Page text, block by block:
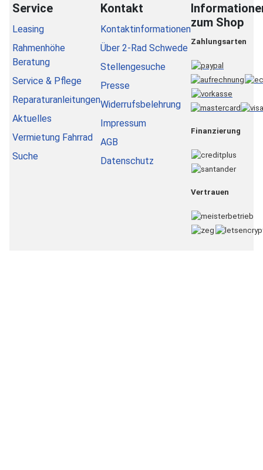
Service
Leasing
Rahmenhöhe
Beratung
Service & Pflege
Reparaturanleitungen
Aktuelles
Vermietung Fahrrad
Suche
Kontakt
Kontaktinformationen
Über 2-Rad Schwede
Stellengesuche
Presse
Widerrufsbelehrung
Impressum
AGB
Datenschutz
zum Shop
Zahlungsarten
Finanzierung
Vertrauen